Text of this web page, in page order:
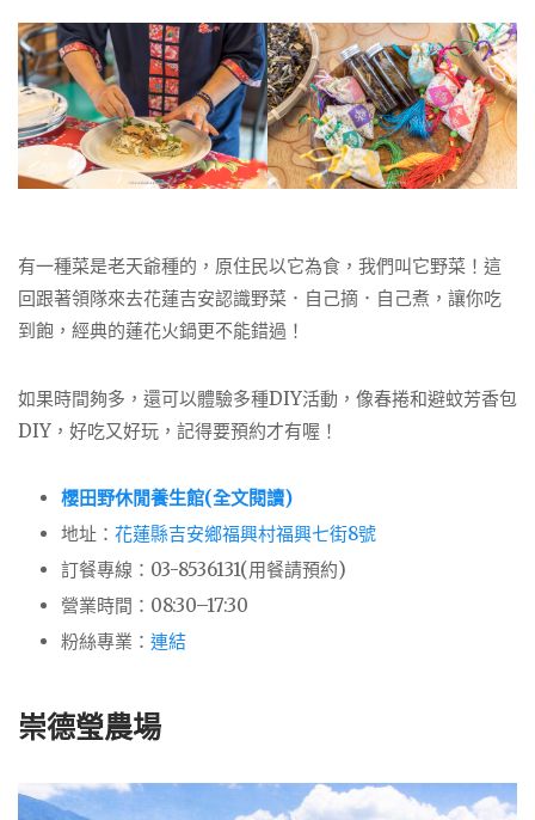
有一種菜是老天爺種的，原住民以它為食，我們叫它野菜！這
回跟著領隊來去花蓮吉安認識野菜．自己摘．自己煮，讓你吃
到飽，經典的蓮花火鍋更不能錯過！
如果時間夠多，還可以體驗多種DIY活動，像春捲和避蚊芳香包
DIY，好吃又好玩，記得要預約才有喔！
櫻田野休閒養生館(全文閱讀)
地址： 花蓮縣吉安鄉福興村福興七街8號
訂餐專線：03-8536131(用餐請預約)
營業時間：08:30–17:30
粉絲專業： 連結
崇德瑩農場